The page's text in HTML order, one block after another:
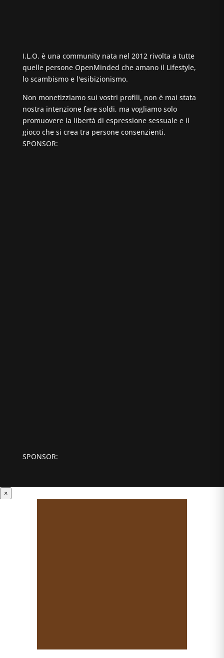
I.L.O. è una community nata nel 2012 rivolta a tutte
quelle persone OpenMinded che amano il Lifestyle,
lo scambismo e l'esibizionismo.
Non monetizziamo sui vostri profili, non è mai stata
nostra intenzione fare soldi, ma vogliamo solo
promuovere la libertà di espressione sessuale e il
gioco che si crea tra persone consenzienti.
SPONSOR:
SPONSOR:
×